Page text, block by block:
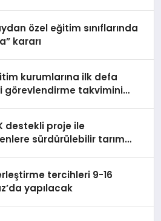
özel eğitim sınıflarında
kararı
kurumlarına ilk defa
görevlendirme takvimini
destekli proje ile
sürdürülebilir tarım
tercihleri 9-16
yapılacak